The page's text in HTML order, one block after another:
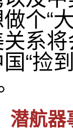
个“
关系
“捡
潜航